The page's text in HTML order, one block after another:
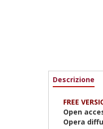
Descrizione
FREE
Open
Opera